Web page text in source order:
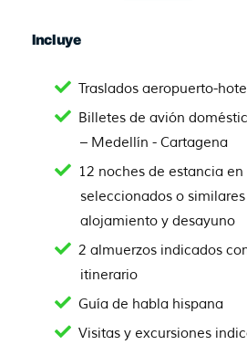
Incluye
Traslados aeropuerto-
Billetes de avión
– Medellín - Cartagena
12 noches de estancia
seleccionados o
alojamiento y desayuno
2 almuerzos indicados
itinerario
Guía de habla hispana
Visitas y excursiones